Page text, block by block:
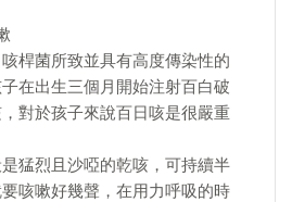
桿菌所致並具有高度傳染性的
在出生三個月開始注射百白破
對於孩子來說百日咳是很嚴重
猛烈且沙啞的乾咳，可持續半
咳嗽好幾聲，在用力呼吸的時